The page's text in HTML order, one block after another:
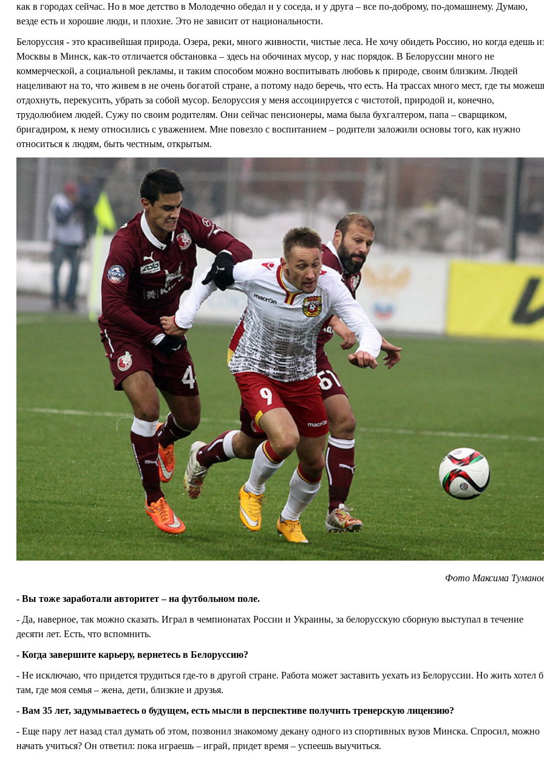
как в городах сейчас. Но в мое детство в Молодечно обедал и у соседа, и у друга – все по-доброму, по-домашнему. Думаю,
везде есть и хорошие люди, и плохие. Это не зависит от национальности.
Белоруссия - это красивейшая природа. Озера, реки, много живности, чистые леса. Не хочу обидеть Россию, но когда едешь
Москвы в Минск, как-то отличается обстановка – здесь на обочинах мусор, у нас порядок. В Белоруссии много не
коммерческой, а социальной рекламы, и таким способом можно воспитывать любовь к природе, своим близким. Людей
нацеливают на то, что живем в не очень богатой стране, а потому надо беречь, что есть. На трассах много мест, где ты
отдохнуть, перекусить, убрать за собой мусор. Белоруссия у меня ассоциируется с чистотой, природой и, конечно,
трудолюбием людей. Сужу по своим родителям. Они сейчас пенсионеры, мама была бухгалтером, папа – сварщиком,
бригадиром, к нему относились с уважением. Мне повезло с воспитанием – родители заложили основы того, как нужно
относиться к людям, быть честным, открытым.
Фото Максима
- Вы тоже заработали авторитет – на футбольном поле.
- Да, наверное, так можно сказать. Играл в чемпионатах России и Украины, за белорусскую сборную выступал в течение
десяти лет. Есть, что вспомнить.
- Когда завершите карьеру, вернетесь в Белоруссию?
- Не исключаю, что придется трудиться где-то в другой стране. Работа может заставить уехать из Белоруссии. Но жить хотел
там, где моя семья – жена, дети, близкие и друзья.
- Вам 35 лет, задумываетесь о будущем, есть мысли в перспективе получить тренерскую лицензию?
- Еще пару лет назад стал думать об этом, позвонил знакомому декану одного из спортивных вузов Минска. Спросил, можно
начать учиться? Он ответил: пока играешь – играй, придет время – успеешь выучиться.